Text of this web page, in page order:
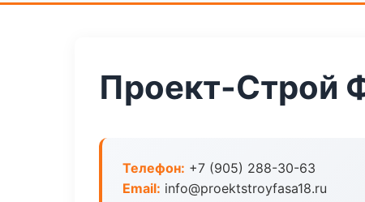
Проект-Строй
Телефон: +7 (905) 288-30-63
Email: info@proektstroyfasa18.ru